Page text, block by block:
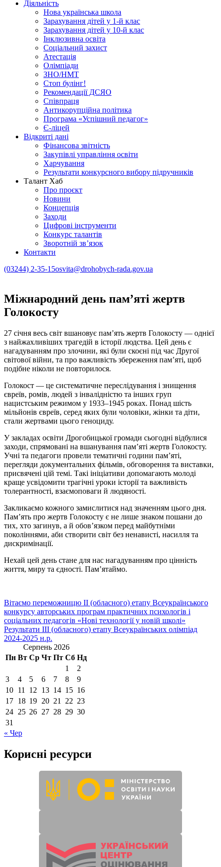
Діяльність
Нова українська школа
Зарахування дітей у 1-й клас
Зарахування дітей у 10-й клас
Інклюзивна освіта
Соціальний захист
Атестація
Олімпіади
ЗНО/НМТ
Стоп булінг!
Рекомендації ДСЯО
Співпраця
Антикорупційна політика
Програма «Успішний педагог»
Є-ліцей
Відкриті дані
Фінансова звітність
Закупівлі управління освіти
Харчування
Результати конкурсного вибору підручників
Талант Хаб
Про проєкт
Новини
Концепція
Заходи
Цифрові інструменти
Конкурс талантів
Зворотній зв’язок
Контакти
(03244) 2-35-15osvita@drohobych-rada.gov.ua
Міжнародний день пам’яті жертв
Голокосту
27 січня весь світ вшановує пам’ять жертв Голокосту — однієї
з найжахливіших трагедій в історії людства. Цей день є
нагадуванням про злочини, які були скоєні під час Другої
світової війни, та про важливість збереження пам’яті, щоб
подібне ніколи не повторилося.
Голокост — це систематичне переслідування і знищення
євреїв, ромів, людей з інвалідністю та інших груп
нацистським режимом у 1933–1945 роках. Понад шість
мільйонів євреїв, серед яких були чоловіки, жінки та діти,
стали жертвами цього геноциду.
У закладах освіти Дрогобицької громади сьогодні відбулися
заходи, спрямовані на вшанування пам’яті жертв Голокосту.
Учні та педагоги провели тематичні години пам’яті,
перегляди документальних фільмів, обговорення та виставки,
присвячені цій темі. Такі ініціативи допомагають молоді
краще усвідомити трагічні уроки історії та важливість
толерантності, взаємоповаги й людяності.
Закликаємо кожного замислитися над значенням цього дня.
Пам’ять про жертв Голокосту є не лише знаком пошани до
тих, хто загинув, а й обов’язком перед майбутніми
поколіннями, аби створити світ без ненависті, насилля та
дискримінації.
Нехай цей день стане для нас нагадуванням про цінність
життя, миру та єдності. Пам’ятаймо.
Навігація
записів
Вітаємо переможницю ІІ (обласного) етапу Всеукраїнського
конкурсу авторських програм практичних психологів і
соціальних педагогів «Нові технології у новій школі»
Результати ІІІ (обласного) етапу Всеукраїнських олімпіад
2024-2025 н.р.
Серпень 2026
Пн Вт Ср Чт Пт Сб Нд
1
2
3
4 5 6 7 8
9
10 11 12 13 14 15 16
17 18 19 20 21 22 23
24 25 26 27 28 29 30
31
« Чер
Корисні ресурси